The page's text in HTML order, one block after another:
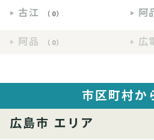
古江 （0） 阿
阿品 （0） 広
市区町村か
広島市 エリア